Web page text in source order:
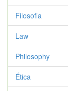
Filosofia
Law
Philosophy
Ética